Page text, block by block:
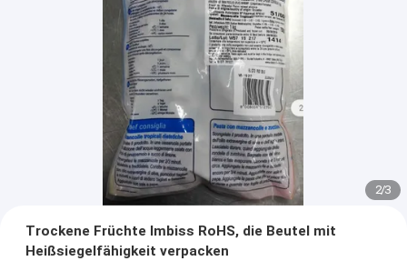
2/3
Trockene Früchte Imbiss RoHS, die Beutel mit
Heißsiegelfähigkeit verpacken